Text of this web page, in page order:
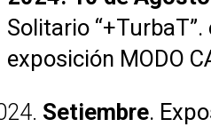
Solitario “+TurbaT”.
exposición MODO
Setiembre.